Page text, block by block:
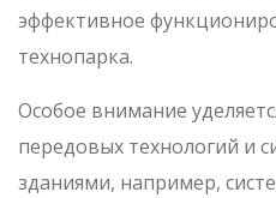
эффективное
технопарка.
Особое внимание
передовых технологий и
зданиями, например,